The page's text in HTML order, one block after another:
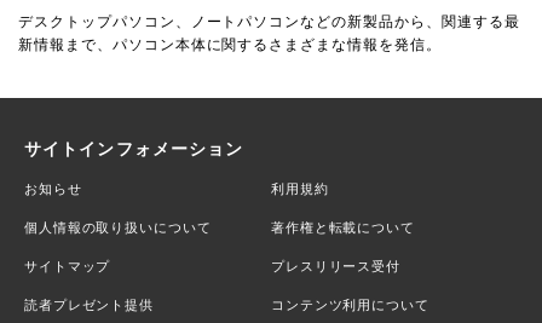
デスクトップパソコン、ノートパソコンなどの新製品から、関連する最
新情報まで、パソコン本体に関するさまざまな情報を発信。
サイトインフォメーション
お知らせ 利用規約
個人情報の取り扱いについて 著作権と転載について
サイトマップ プレスリリース受付
読者プレゼント提供 コンテンツ利用について